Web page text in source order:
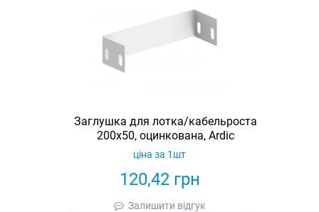
Заглушка для лотка/кабельроста
200х50, оцинкована, Ardic
120,42грн
ціна за 1шт
Залишити відгук